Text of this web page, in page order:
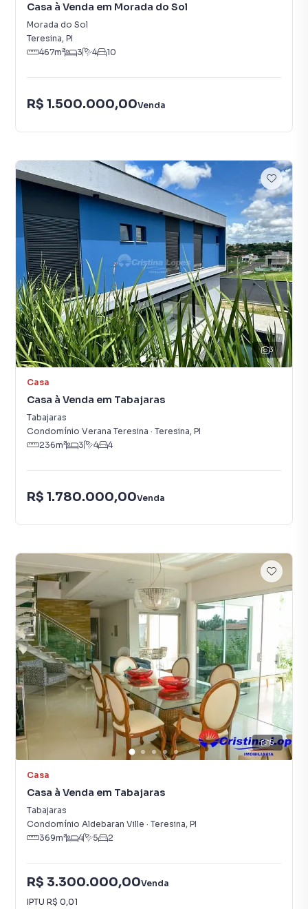
Casa à Venda em Morada do Sol
Morada do Sol
Teresina, PI
467m² 3 4 10
R$ 1.500.000,00Venda
3
Casa
Casa à Venda em Tabajaras
Tabajaras
Condomínio Verana Teresina · Teresina, PI
236m² 3 4 4
R$ 1.780.000,00Venda
5
Casa
Casa à Venda em Tabajaras
Tabajaras
Condomínio Aldebaran Ville · Teresina, PI
369m² 4 5 2
R$ 3.300.000,00Venda
IPTU R$ 0,01